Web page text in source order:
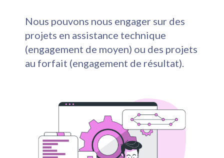
Nous pouvons nous engager sur des
projets en assistance technique
(engagement de moyen) ou des projets
au forfait (engagement de résultat).